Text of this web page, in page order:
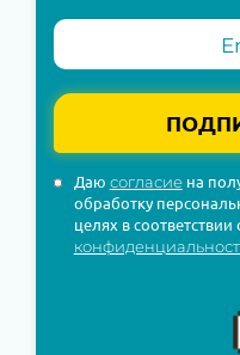
Даю согласиена
обработку
целях в соответствии